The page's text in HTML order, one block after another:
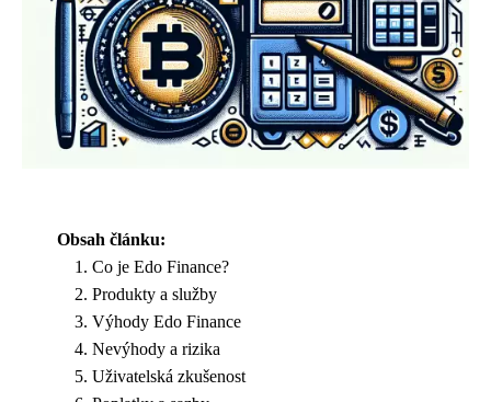
Obsah článku:
Co je Edo Finance?
Produkty a služby
Výhody Edo Finance
Nevýhody a rizika
Uživatelská zkušenost